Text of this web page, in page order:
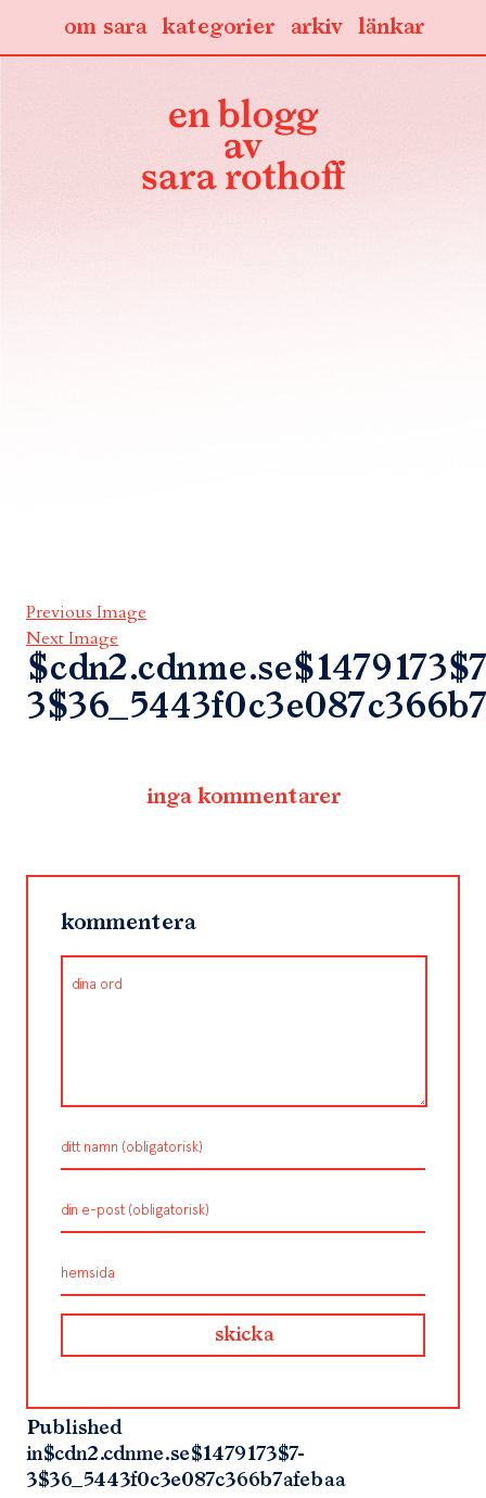
länkar
arkiv
kategorier
om sara
Previous Image
Next Image
inga kommentarer
kommentera
Published
in$cdn2.cdnme.se$1479173$7-
3$36_5443f0c3e087c366b7afebaa